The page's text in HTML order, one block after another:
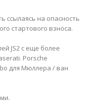
ссылаясь на опасность
стартового взноса.
JS2 с еще более
Porsche
для Мюллера / ван